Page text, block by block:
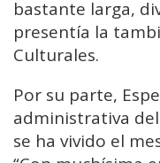
bastante larga,
presentía la
Culturales.
Por su parte,
administrativa
se ha vivido el